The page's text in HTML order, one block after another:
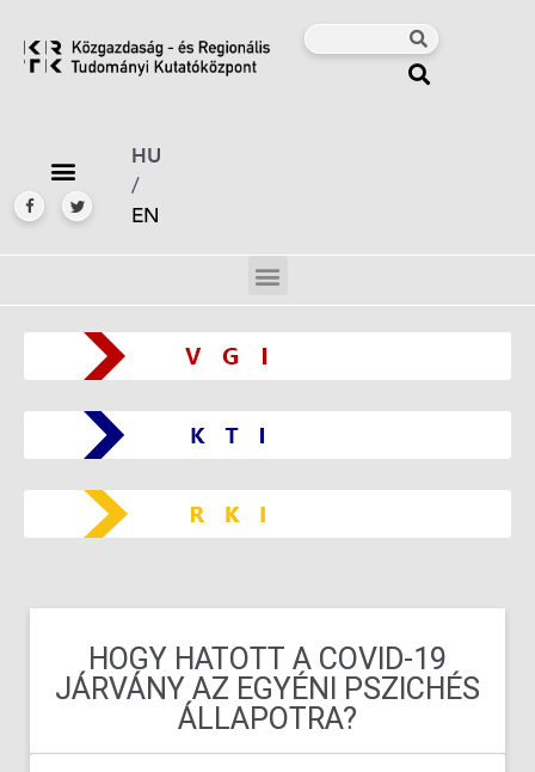
HU
/
EN
HOGY HATOTT A COVID-19
JÁRVÁNY AZ EGYÉNI PSZICHÉS
ÁLLAPOTRA?